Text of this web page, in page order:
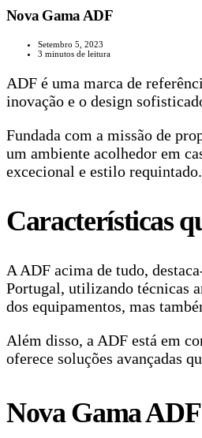
Nova Gama ADF
Setembro 5, 2023
3 minutos de leitura
ADF é uma marca de
inovação e o design
Fundada com a missão de
um ambiente acolhedor em
excecional e estilo requintado.
Características
A ADF acima de tudo,
Portugal, utilizando técnicas
dos equipamentos, mas
Além disso, a ADF está em
oferece soluções avançadas
Nova Gama ADF